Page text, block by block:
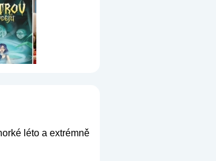
léto a extrémně